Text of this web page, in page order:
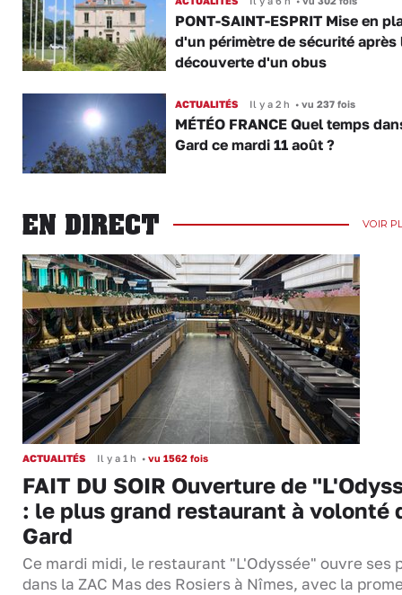
PONT-SAINT-ESPRIT Mise en
d'un périmètre de sécurité après
découverte d'un obus
ACTUALITÉS Il y a 2 h •vu 237 fois
MÉTÉO FRANCE Quel temps
Gard ce mardi 11 août ?
EN DIRECT VOIR
ACTUALITÉS Il y a 1 h • vu 1562 fois
FAIT DU SOIR Ouverture de
: le plus grand restaurant à volonté
Gard
Ce mardi midi, le restaurant "L'Odyssée" ouvre ses
dans la ZAC Mas des Rosiers à Nîmes, avec la